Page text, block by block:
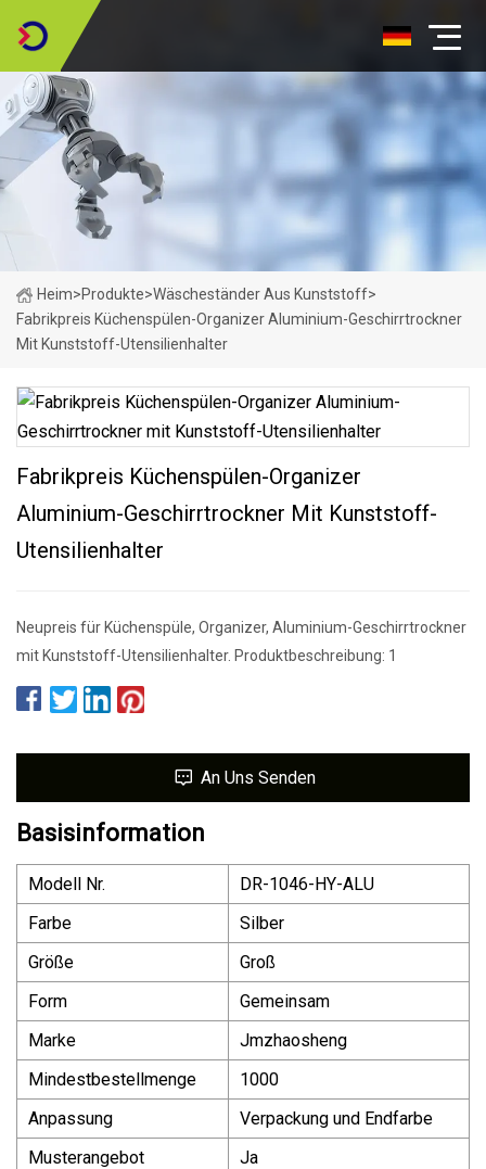
Heim>Produkte>Wäscheständer Aus Kunststoff>
Fabrikpreis Küchenspülen-Organizer Aluminium-Geschirrtrockner
Mit Kunststoff-Utensilienhalter
Fabrikpreis Küchenspülen-Organizer
Aluminium-Geschirrtrockner Mit Kunststoff-
Utensilienhalter
Neupreis für Küchenspüle, Organizer, Aluminium-Geschirrtrockner
mit Kunststoff-Utensilienhalter. Produktbeschreibung: 1
An Uns Senden
Basisinformation
Modell Nr.
DR-1046-HY-ALU
Farbe
Silber
Größe
Groß
Form
Gemeinsam
Marke
Jmzhaosheng
Mindestbestellmenge
1000
Anpassung
Verpackung und Endfarbe
Musterangebot
Ja